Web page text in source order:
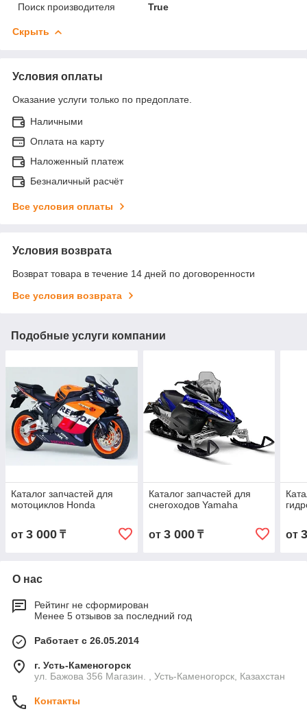
Поиск производителя
True
Скрыть
Условия оплаты
Оказание услуги только по предоплате.
Наличными
Оплата на карту
Наложенный платеж
Безналичный расчёт
Все условия оплаты
Условия возврата
Возврат товара в течение 14 дней по договоренности
Все условия возврата
Подобные услуги компании
Каталог запчастей для
мотоциклов Honda
от 3 000 ₸
Каталог запчастей для
снегоходов Yamaha
от 3 000₸ от
О нас
Рейтинг не сформирован
Менее 5 отзывов за последний год
Работает с 26.05.2014
г. Усть-Каменогорск
ул. Бажова 356 Магазин. , Усть-Каменогорск, Казахстан
Контакты